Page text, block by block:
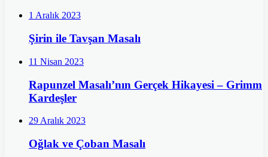
1 Aralık 2023
Şirin ile Tavşan Masalı
11 Nisan 2023
Rapunzel Masalı’nın Gerçek Hikayesi – Grimm
Kardeşler
29 Aralık 2023
Oğlak ve Çoban Masalı